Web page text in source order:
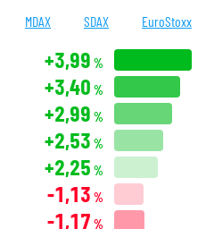
MDAX SDAX EuroStoxx
+3,99 %
+3,40 %
+2,99 %
+2,53 %
+2,25 %
-1,13 %
-1,17 %